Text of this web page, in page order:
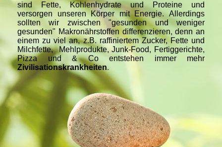
sind Fette, Kohlenhydrate und Proteine und
versorgen unseren Körper mit Energie. Allerdings
sollten wir zwischen "gesunden und weniger
gesunden" Makronährstoffen differenzieren, denn an
einem zu viel an, z.B. raffiniertem Zucker, Fette und
Milchfette, Mehlprodukte, Junk-Food, Fertiggerichte,
Pizza und & Co entstehen immer mehr
Zivilisationskrankheiten.